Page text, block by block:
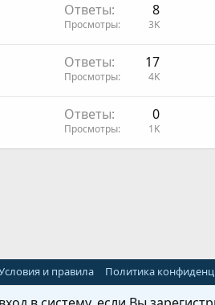
Ответы 8
Просмотры 3K
Ответы 17
Просмотры 4K
Ответы 0
Просмотры 1K
и правила Политика